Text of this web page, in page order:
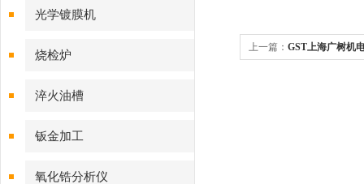
光学镀膜机
烧检炉
淬火油槽
钣金加工
氧化锆分析仪
上一篇： GST上海广树机